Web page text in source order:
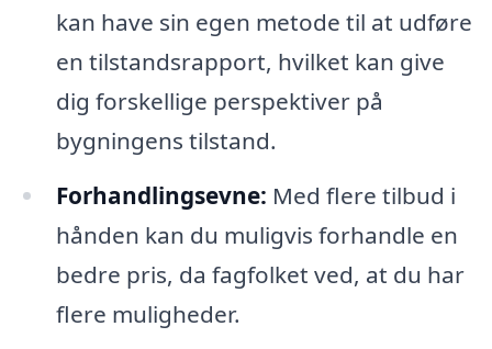
kan have sin egen metode til at udføre
en tilstandsrapport, hvilket kan give
dig forskellige perspektiver på
bygningens tilstand.
Forhandlingsevne: Med flere tilbud i
hånden kan du muligvis forhandle en
bedre pris, da fagfolket ved, at du har
flere muligheder.